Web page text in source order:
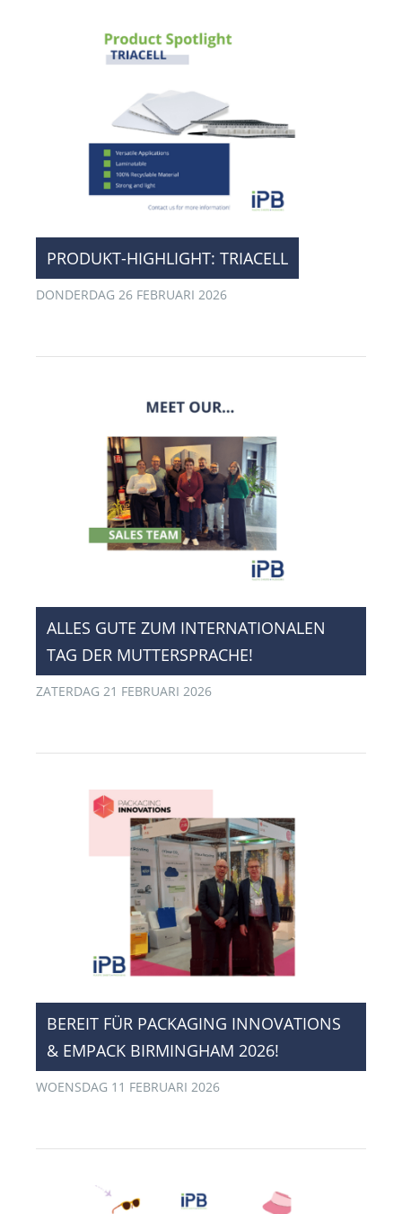
PRODUKT-HIGHLIGHT: TRIACELL
DONDERDAG 26 FEBRUARI 2026
​ALLES GUTE ZUM INTERNATIONALEN
TAG DER MUTTERSPRACHE!
ZATERDAG 21 FEBRUARI 2026
BEREIT FÜR PACKAGING INNOVATIONS
& EMPACK BIRMINGHAM 2026!
WOENSDAG 11 FEBRUARI 2026